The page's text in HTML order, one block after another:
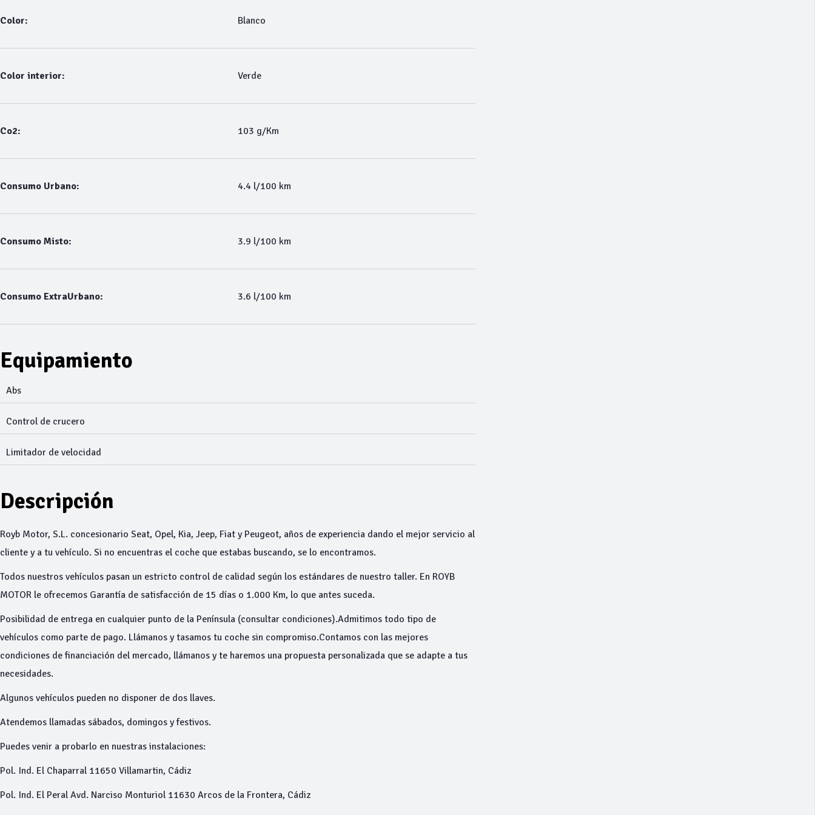
Color: Blanco
Color interior: Verde
Co2: 103 g/Km
Consumo Urbano: 4.4 l/100 km
Consumo Misto: 3.9 l/100 km
Consumo ExtraUrbano: 3.6 l/100 km
Equipamiento
Abs
Control de crucero
Limitador de velocidad
Descripción
Royb Motor, S.L. concesionario Seat, Opel, Kia, Jeep, Fiat y Peugeot, años de experiencia dando el mejor servicio al
cliente y a tu vehículo. Si no encuentras el coche que estabas buscando, se lo encontramos.
Todos nuestros vehículos pasan un estricto control de calidad según los estándares de nuestro taller. En ROYB
MOTOR le ofrecemos Garantía de satisfacción de 15 días o 1.000 Km, lo que antes suceda.
Posibilidad de entrega en cualquier punto de la Península (consultar condiciones).Admitimos todo tipo de
vehículos como parte de pago. Llámanos y tasamos tu coche sin compromiso.Contamos con las mejores
condiciones de financiación del mercado, llámanos y te haremos una propuesta personalizada que se adapte a tus
necesidades.
Algunos vehículos pueden no disponer de dos llaves.
Atendemos llamadas sábados, domingos y festivos.
Puedes venir a probarlo en nuestras instalaciones:
Pol. Ind. El Chaparral 11650 Villamartin, Cádiz
Pol. Ind. El Peral Avd. Narciso Monturiol 11630 Arcos de la Frontera, Cádiz